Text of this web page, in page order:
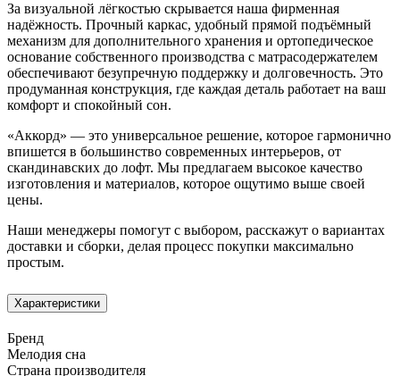
За визуальной лёгкостью скрывается наша фирменная
надёжность. Прочный каркас, удобный прямой подъёмный
механизм для дополнительного хранения и ортопедическое
основание собственного производства с матрасодержателем
обеспечивают безупречную поддержку и долговечность. Это
продуманная конструкция, где каждая деталь работает на ваш
комфорт и спокойный сон.
«Аккорд» — это универсальное решение, которое гармонично
впишется в большинство современных интерьеров, от
скандинавских до лофт. Мы предлагаем высокое качество
изготовления и материалов, которое ощутимо выше своей
цены.
Наши менеджеры помогут с выбором, расскажут о вариантах
доставки и сборки, делая процесс покупки максимально
простым.
Характеристики
Бренд
Мелодия сна
Страна производителя